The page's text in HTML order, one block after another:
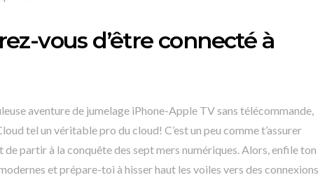
vous d’être connecté à
aventure de jumelage iPhone-Apple TV sans télécommande,
tel un véritable pro du cloud! C’est un peu comme t’assurer
de partir à la conquête des sept mers numériques. Alors, enfile ton
et prépare-toi à hisser haut les voiles vers des connexions